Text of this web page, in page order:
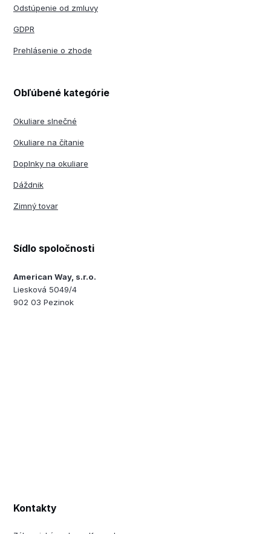
Odstúpenie od zmluvy
GDPR
Prehlásenie o zhode
Obľúbené kategórie
Okuliare slnečné
Okuliare na čítanie
Doplnky na okuliare
Dáždnik
Zimný tovar
Sídlo spoločnosti
American Way, s.r.o.
Liesková 5049/4
902 03 Pezinok
Kontakty